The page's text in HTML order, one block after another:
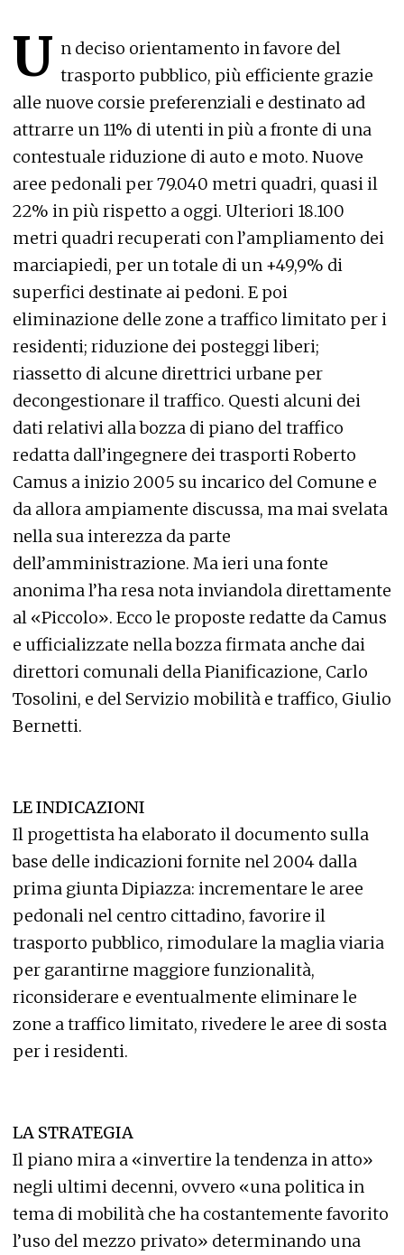
U n deciso orientamento in favore del
trasporto pubblico, più efficiente grazie
alle nuove corsie preferenziali e destinato ad
attrarre un 11% di utenti in più a fronte di una
contestuale riduzione di auto e moto. Nuove
aree pedonali per 79.040 metri quadri, quasi il
22% in più rispetto a oggi. Ulteriori 18.100
metri quadri recuperati con l’ampliamento dei
marciapiedi, per un totale di un +49,9% di
superfici destinate ai pedoni. E poi
eliminazione delle zone a traffico limitato per i
residenti; riduzione dei posteggi liberi;
riassetto di alcune direttrici urbane per
decongestionare il traffico. Questi alcuni dei
dati relativi alla bozza di piano del traffico
redatta dall’ingegnere dei trasporti Roberto
Camus a inizio 2005 su incarico del Comune e
da allora ampiamente discussa, ma mai svelata
nella sua interezza da parte
dell’amministrazione. Ma ieri una fonte
anonima l’ha resa nota inviandola direttamente
al «Piccolo». Ecco le proposte redatte da Camus
e ufficializzate nella bozza firmata anche dai
direttori comunali della Pianificazione, Carlo
Tosolini, e del Servizio mobilità e traffico, Giulio
Bernetti.
LE INDICAZIONI
Il progettista ha elaborato il documento sulla
base delle indicazioni fornite nel 2004 dalla
prima giunta Dipiazza: incrementare le aree
pedonali nel centro cittadino, favorire il
trasporto pubblico, rimodulare la maglia viaria
per garantirne maggiore funzionalità,
riconsiderare e eventualmente eliminare le
zone a traffico limitato, rivedere le aree di sosta
per i residenti.
LA STRATEGIA
Il piano mira a «invertire la tendenza in atto»
negli ultimi decenni, ovvero «una politica in
tema di mobilità che ha costantemente favorito
l’uso del mezzo privato» determinando una